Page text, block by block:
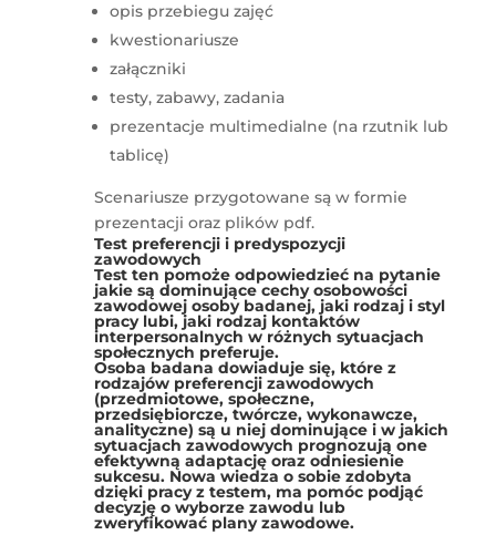
opis przebiegu zajęć
kwestionariusze
załączniki
testy, zabawy, zadania
prezentacje multimedialne (na rzutnik lub
tablicę)
Scenariusze przygotowane są w formie
prezentacji oraz plików pdf.
Test preferencji i predyspozycji
zawodowych
Test ten pomoże odpowiedzieć na pytanie
jakie są dominujące cechy osobowości
zawodowej osoby badanej, jaki rodzaj i styl
pracy lubi, jaki rodzaj kontaktów
interpersonalnych w różnych sytuacjach
społecznych preferuje.
Osoba badana dowiaduje się, które z
rodzajów preferencji zawodowych
(przedmiotowe, społeczne,
przedsiębiorcze, twórcze, wykonawcze,
analityczne) są u niej dominujące i w jakich
sytuacjach zawodowych prognozują one
efektywną adaptację oraz odniesienie
sukcesu. Nowa wiedza o sobie zdobyta
dzięki pracy z testem, ma pomóc podjąć
decyzję o wyborze zawodu lub
zweryfikować plany zawodowe.